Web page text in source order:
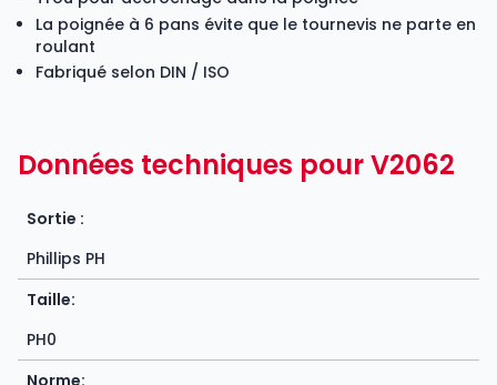
La poignée à 6 pans évite que le tournevis ne parte en
roulant
Fabriqué selon DIN / ISO
Données techniques pour V2062
Sortie :
Phillips PH
Taille:
PH0
Norme: